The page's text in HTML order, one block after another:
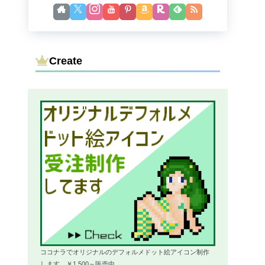
Create
ココナラでオリジナルのデフォルメドット絵アイコン制作